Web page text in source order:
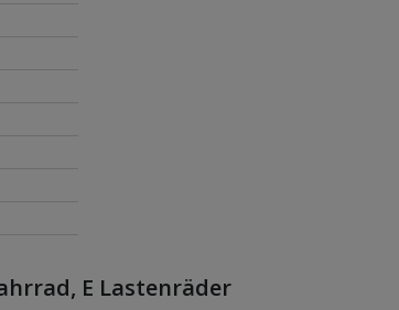
E Lastenräder